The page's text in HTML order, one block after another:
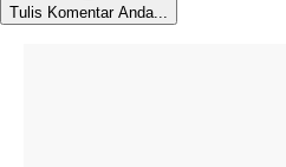
Tulis Komentar Anda...